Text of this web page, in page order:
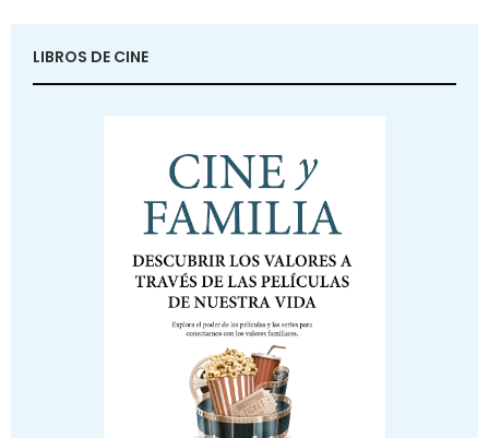
LIBROS DE CINE